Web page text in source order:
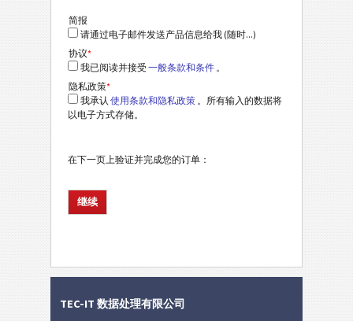
简报
请通过电子邮件发送产品信息给我 (随时...)
协议*
我已阅读并接受一般条款和条件 。
隐私政策*
我承认使用条款和隐私政策 。所有输入的数据将
以电子方式存储。
在下一页上验证并完成您的订单：
TEC-IT 数据处理有限公司